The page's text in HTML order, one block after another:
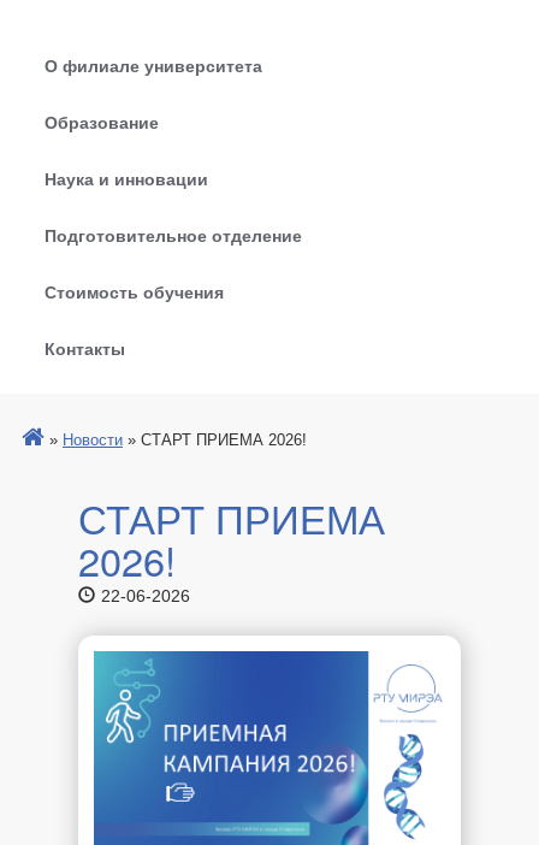
О филиале университета
Образование
Наука и инновации
Подготовительное отделение
Стоимость обучения
Контакты
» Новости » СТАРТ ПРИЕМА 2026!
СТАРТ ПРИЕМА
2026!
22-06-2026